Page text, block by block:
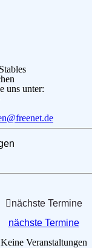
uns unter:
nächste Termine
nächste Termine
Keine Veranstaltungen